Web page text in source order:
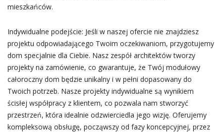
mieszkańców.
Indywidualne podejście: Jeśli w naszej ofercie nie znajdziesz
projektu odpowiadającego Twoim oczekiwaniom, przygotujemy
dom specjalnie dla Ciebie. Nasz zespół architektów tworzy
projekty na zamówienie, co gwarantuje, że Twój modułowy
całoroczny dom będzie unikalny i w pełni dopasowany do
Twoich potrzeb. Nasze projekty indywidualne są wynikiem
ścisłej współpracy z klientem, co pozwala nam stworzyć
przestrzeń, która idealnie odzwierciedla jego wizję. Oferujemy
kompleksową obsługę, począwszy od fazy koncepcyjnej, przez